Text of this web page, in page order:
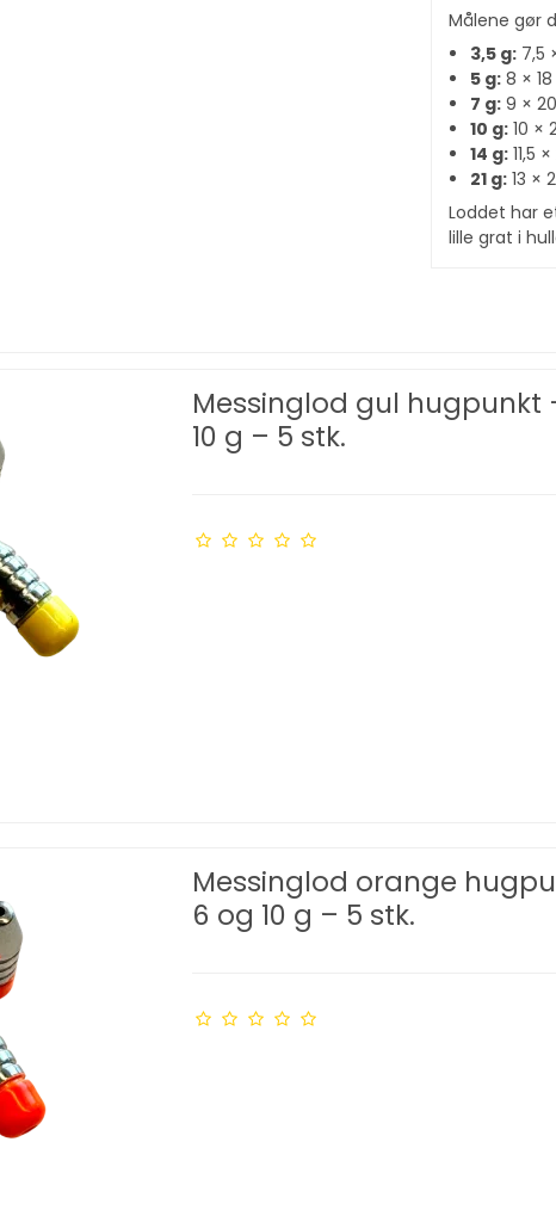
Målene gør
3,5 g:7,5
5 g:8 ×
7 g:9 ×
10 g:10 ×
14 g:11,5
21 g:13 ×
Loddet har
lille grat i
Messinglod gul hugpunkt
10 g – 5 stk.
Messinglod orange
6 og 10 g – 5 stk.